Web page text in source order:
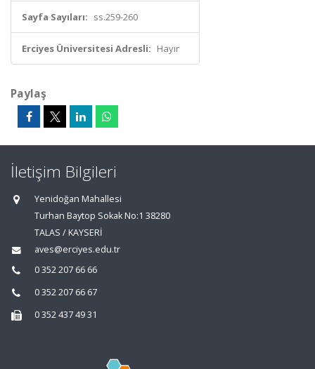
Sayfa Sayıları: ss.259-260
Erciyes Üniversitesi Adresli: Hayır
Paylaş
İletişim Bilgileri
Yenidoğan Mahallesi
Turhan Baytop Sokak No:1 38280
TALAS / KAYSERİ
aves@erciyes.edu.tr
0 352 207 66 66
0 352 207 66 67
0 352 437 49 31